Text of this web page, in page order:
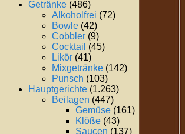
Getränke (486)
Alkoholfrei (72)
Bowle (42)
Cobbler (9)
Cocktail (45)
Likör (41)
Mixgetränke (142)
Punsch (103)
Hauptgerichte (1.263)
Beilagen (447)
Gemüse (161)
Klöße (43)
Saucen (137)